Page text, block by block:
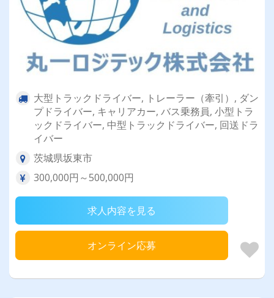
大型トラックドライバー, トレーラー（牽引）, ダン
プドライバー, キャリアカー, バス乗務員, 小型トラ
ックドライバー, 中型トラックドライバー, 回送ドラ
イバー
茨城県坂東市
300,000円～500,000円
求人内容を見る
オンライン応募